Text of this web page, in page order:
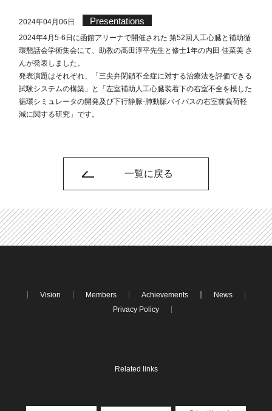
2024年04月06日 Presentations
2024年4月5-6日に函館アリーナで開催された 第52回人工心臓と補助循
環懇話会学術集会にて、助教の高田淳平先生と修士1年の内田 佳菜美 さ
んが発表しました。
発表演題はそれぞれ、「三尖弁閉鎖不全症に対する治療法を評価できる
試験システムの構築」と「左室補助人工心臓装着下の右室不全を模した
循環シミュレータの開発及び下行静脈-肺動脈バイパスの右室前負荷軽
減に関する研究」です。
一覧に戻る
Vision Members Achievements
News
Privacy Policy
Related links